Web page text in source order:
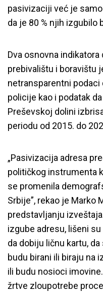
pasivizaciji već je
da je 80 % njih izgubilo
Dva osnovna indikatora
prebivalištu i boravištu
netransparentni
policije kao i podatak
Preševskoj dolini
periodu od 2015. do
„Pasivizacija adresa
političkog instrumenta
se promenila
Srbije”, rekao je Marko
predstavljanju
izgube adresu, lišeni
da dobiju ličnu kartu,
budu birani ili biraju na
ili budu nosioci
žrtve zloupotrebe